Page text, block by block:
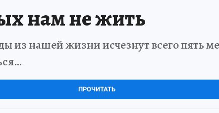
нам не жить
из нашей жизни исчезнут всего пять
ПРОЧИТАТЬ